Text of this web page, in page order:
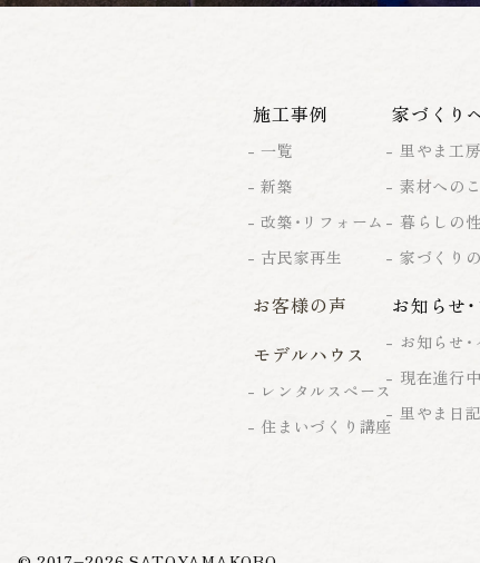
施工事例
一覧
新築
改築・リフォーム
古民家再生
お客様の声
モデルハウス
レンタルスペース
住まいづくり講座
家づくり
里やま工
素材への
暮らしの
家づくり
お知らせ
お知らせ
現在進行
里やま日記